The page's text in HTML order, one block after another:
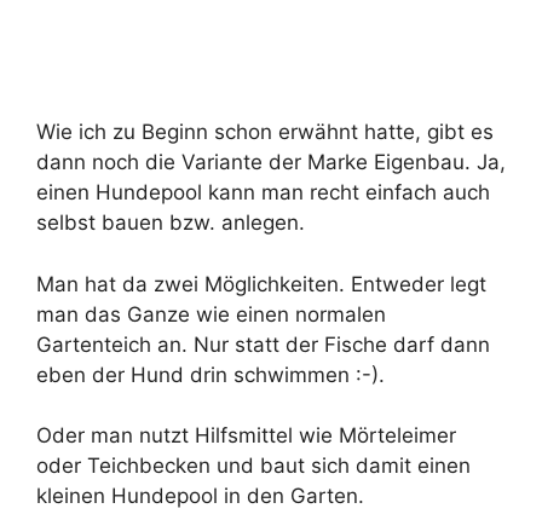
Wie ich zu Beginn schon erwähnt hatte, gibt es
dann noch die Variante der Marke Eigenbau. Ja,
einen Hundepool kann man recht einfach auch
selbst bauen bzw. anlegen.
Man hat da zwei Möglichkeiten. Entweder legt
man das Ganze wie einen normalen
Gartenteich an. Nur statt der Fische darf dann
eben der Hund drin schwimmen :-).
Oder man nutzt Hilfsmittel wie Mörteleimer
oder Teichbecken und baut sich damit einen
kleinen Hundepool in den Garten.